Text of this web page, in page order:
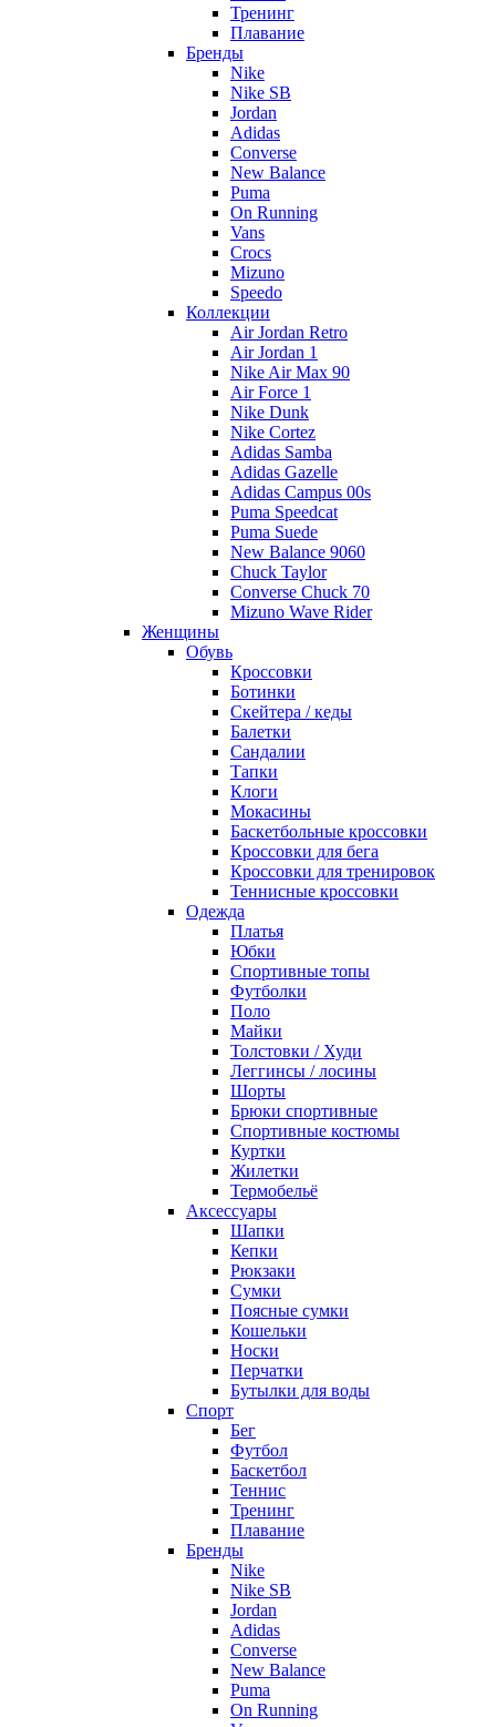
Тренинг
Плавание
Бренды
Nike
Nike SB
Jordan
Adidas
Converse
New Balance
Puma
On Running
Vans
Crocs
Mizuno
Speedo
Коллекции
Air Jordan Retro
Air Jordan 1
Nike Air Max 90
Air Force 1
Nike Dunk
Nike Cortez
Adidas Samba
Adidas Gazelle
Adidas Campus 00s
Puma Speedcat
Puma Suede
New Balance 9060
Chuck Taylor
Converse Chuck 70
Mizuno Wave Rider
Женщины
Обувь
Кроссовки
Ботинки
Скейтера / кеды
Балетки
Сандалии
Тапки
Клоги
Мокасины
Баскетбольные кроссовки
Кроссовки для бега
Кроссовки для тренировок
Теннисные кроссовки
Одежда
Платья
Юбки
Спортивные топы
Футболки
Поло
Майки
Толстовки / Худи
Леггинсы / лосины
Шорты
Брюки спортивные
Спортивные костюмы
Куртки
Жилетки
Термобельё
Аксессуары
Шапки
Кепки
Рюкзаки
Сумки
Поясные сумки
Кошельки
Носки
Перчатки
Бутылки для воды
Спорт
Бег
Футбол
Баскетбол
Теннис
Тренинг
Плавание
Бренды
Nike
Nike SB
Jordan
Adidas
Converse
New Balance
Puma
On Running